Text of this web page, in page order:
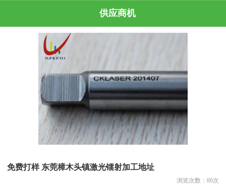
供应商机
免费打样 东莞樟木头镇激光镭射加工地址
浏览次数： 86次